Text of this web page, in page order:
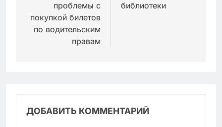
проблемы с
покупкой билетов
по водительским
правам
библиотеки
ДОБАВИТЬ КОММЕНТАРИЙ